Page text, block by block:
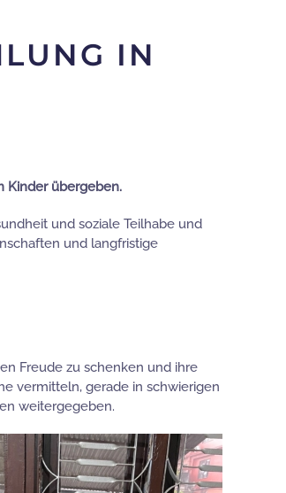
IN
Kinder übergeben.
und soziale Teilhabe und
und langfristige
Freude zu schenken und ihre
vermitteln, gerade in schwierigen
weitergegeben.